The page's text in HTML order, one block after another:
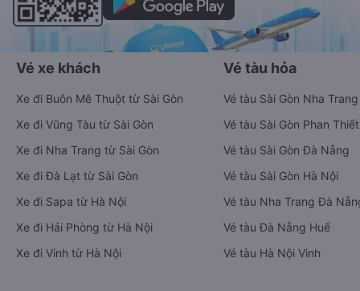
Vé xe khách
Xe đi Buôn Mê Thuột từ Sài Gòn
Xe đi Vũng Tàu từ Sài Gòn
Xe đi Nha Trang từ Sài Gòn
Xe đi Đà Lạt từ Sài Gòn
Xe đi Sapa từ Hà Nội
Xe đi Hải Phòng từ Hà Nội
Xe đi Vinh từ Hà Nội
Vé tàu hỏa
Vé tàu Sài Gòn Nha Trang
Vé tàu Sài Gòn Phan Thiết
Vé tàu Sài Gòn Đà Nẵng
Vé tàu Sài Gòn Hà Nội
Vé tàu Nha Trang Đà
Vé tàu Đà Nẵng Huế
Vé tàu Hà Nội Vinh